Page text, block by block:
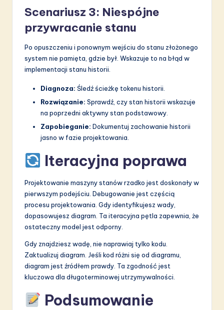
Scenariusz 3: Niespójne
przywracanie stanu
Po opuszczeniu i ponownym wejściu do stanu złożonego
system nie pamięta, gdzie był. Wskazuje to na błąd w
implementacji stanu historii.
Diagnoza: Śledź ścieżkę tokenu historii.
Rozwiązanie: Sprawdź, czy stan historii wskazuje
na poprzedni aktywny stan podstawowy.
Zapobieganie: Dokumentuj zachowanie historii
jasno w fazie projektowania.
Iteracyjna poprawa
Projektowanie maszyny stanów rzadko jest doskonały w
pierwszym podejściu. Debugowanie jest częścią
procesu projektowania. Gdy identyfikujesz wady,
dopasowujesz diagram. Ta iteracyjna pętla zapewnia, że
ostateczny model jest odporny.
Gdy znajdziesz wadę, nie naprawiaj tylko kodu.
Zaktualizuj diagram. Jeśli kod różni się od diagramu,
diagram jest źródłem prawdy. Ta zgodność jest
kluczowa dla długoterminowej utrzymywalności.
Podsumowanie